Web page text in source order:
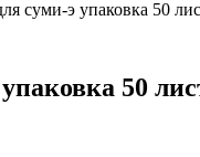
суми-э упаковка 50
50